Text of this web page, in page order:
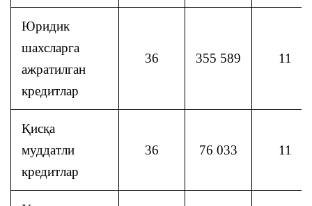
Юридик
шахсларга
ажратилган
кредитлар
36 355 589 11
Қисқа
муддатли
кредитлар
36 76 033 11